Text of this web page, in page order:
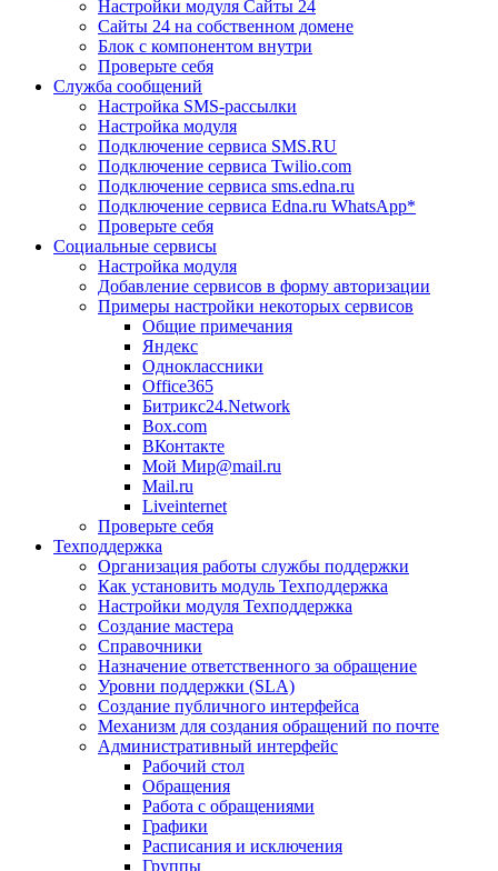
Настройки модуля Сайты 24
Сайты 24 на собственном домене
Блок с компонентом внутри
Проверьте себя
Служба сообщений
Настройка SMS-рассылки
Настройка модуля
Подключение сервиса SMS.RU
Подключение сервиса Twilio.com
Подключение сервиса sms.edna.ru
Подключение сервиса Edna.ru WhatsApp*
Проверьте себя
Социальные сервисы
Настройка модуля
Добавление сервисов в форму авторизации
Примеры настройки некоторых сервисов
Общие примечания
Яндекс
Одноклассники
Office365
Битрикс24.Network
Box.com
ВКонтакте
Мой Мир@mail.ru
Mail.ru
Liveinternet
Проверьте себя
Техподдержка
Организация работы службы поддержки
Как установить модуль Техподдержка
Настройки модуля Техподдержка
Создание мастера
Справочники
Назначение ответственного за обращение
Уровни поддержки (SLA)
Создание публичного интерфейса
Механизм для создания обращений по почте
Административный интерфейс
Рабочий стол
Обращения
Работа с обращениями
Графики
Расписания и исключения
Группы